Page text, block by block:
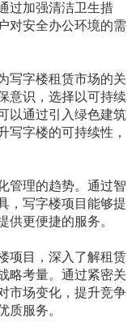
过加强清洁卫生措
对安全办公环境的需
写字楼租赁市场的关
意识，选择以可持续
以通过引入绿色建筑
写字楼的可持续性，
管理的趋势。通过智
，写字楼项目能够提
供更便捷的服务。
项目，深入了解租赁
略考量。通过紧密关
市场变化，提升竞争
质服务。